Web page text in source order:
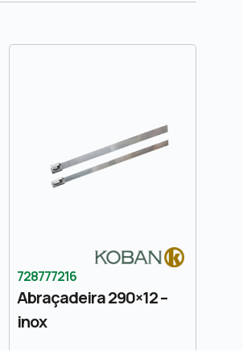
728777216
Abraçadeira 290×12 –
inox